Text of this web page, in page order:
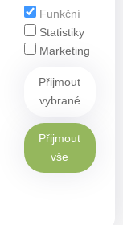
Funkční
Statistiky
Marketing
Přijmout
vybrané
Přijmout
vše